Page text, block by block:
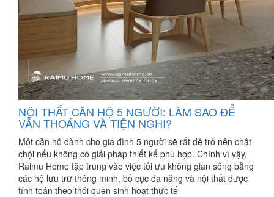
NỘI THẤT CĂN HỘ 5 NGƯỜI: LÀM SAO ĐỂ
VẪN THOÁNG VÀ TIỆN NGHI?
Một căn hộ dành cho gia đình 5 người sẽ rất dễ trở nên chật
chội nếu không có giải pháp thiết kế phù hợp. Chính vì vậy,
Raimu Home tập trung vào việc tối ưu không gian sống bằng
các hệ lưu trữ thông minh, bố cục đa năng và nội thất được
tính toán theo thói quen sinh hoạt thực tế